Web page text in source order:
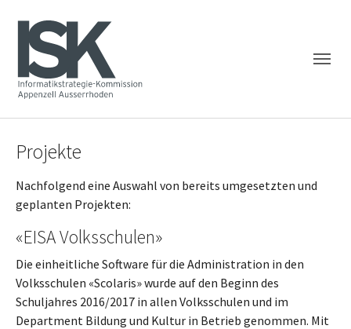
Projekte
Nachfolgend eine Auswahl von bereits umgesetzten und
geplanten Projekten:
«EISA Volksschulen»
Die einheitliche Software für die Administration in den
Volksschulen «Scolaris» wurde auf den Beginn des
Schuljahres 2016/2017 in allen Volksschulen und im
Department Bildung und Kultur in Betrieb genommen. Mit